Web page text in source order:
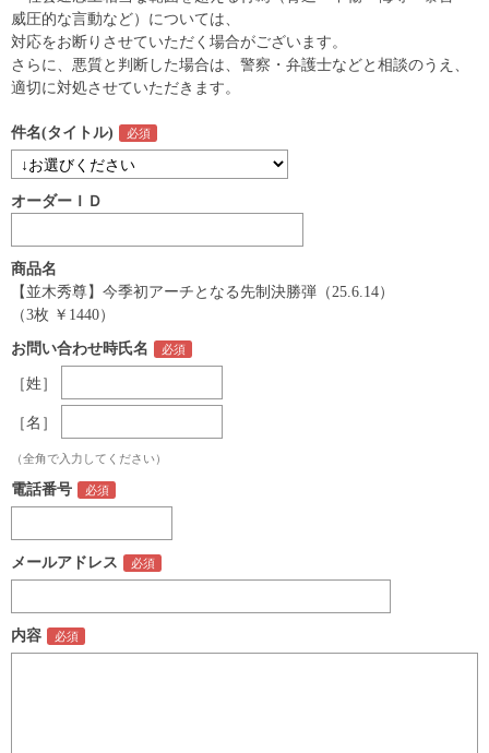
威圧的な言動など）については、
対応をお断りさせていただく場合がございます。
さらに、悪質と判断した場合は、警察・弁護士などと相談のうえ、
適切に対処させていただきます。
件名(タイトル)
オーダーＩＤ
商品名
【並木秀尊】今季初アーチとなる先制決勝弾（25.6.14）
（3枚 ￥1440）
お問い合わせ時氏名
［姓］
［名］
（全角で入力してください）
電話番号
メールアドレス
内容